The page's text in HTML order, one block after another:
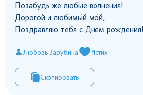
Позабудь же любые волнения!
Дорогой и любимый мой,
Поздравляю тебя с Днем рождения!
Любовь Зарубина #стих
Скопировать